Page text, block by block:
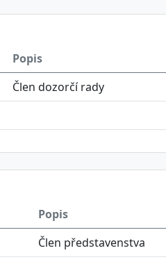
Popis
Člen dozorčí rady
Popis
Člen představenstva